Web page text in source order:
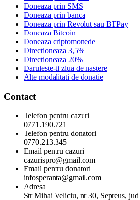
Doneaza prin SMS
Doneaza prin banca
Doneaza prin Revolut sau BTPay
Doneaza Bitcoin
Doneaza criptomonede
Directioneaza 3,5%
Directioneaza 20%
Daruieste-ti ziua de nastere
Alte modalitati de donatie
Contact
Telefon pentru cazuri
0771.190.721
Telefon pentru donatori
0770.213.345
Email pentru cazuri
cazurispro@gmail.com
Email pentru donatori
infosperanta@gmail.com
Adresa
Str Mihai Veliciu, nr 30, Sepreus, jud